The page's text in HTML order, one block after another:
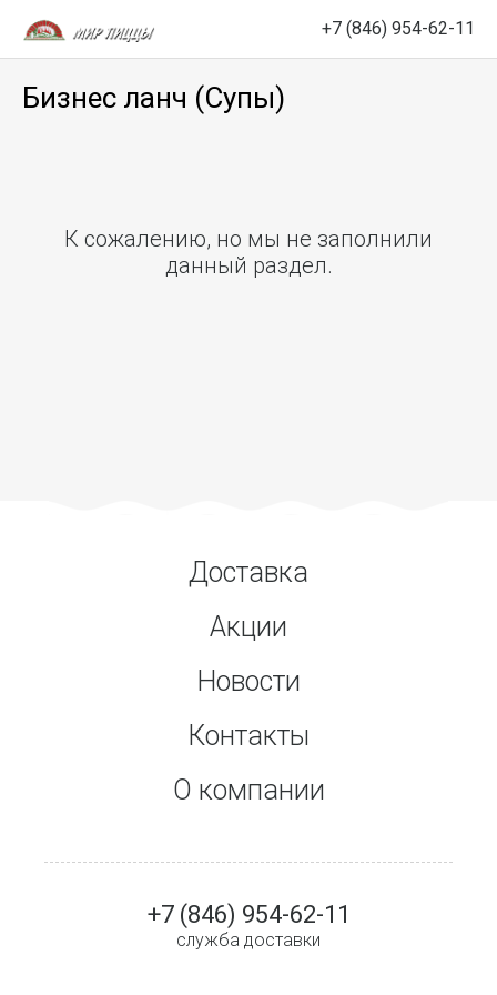
+7 (846) 954-62-11
Бизнес ланч (Супы)
К сожалению, но мы не заполнили
данный раздел.
Доставка
Акции
Новости
Контакты
О компании
+7 (846) 954-62-11
служба доставки